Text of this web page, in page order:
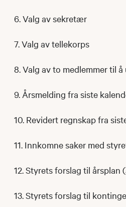
6. Valg av sekretær
7. Valg av tellekorps
8. Valg av to medlemmer til
9. Årsmelding fra siste
10. Revidert regnskap fra
11. Innkomne saker med
12. Styrets forslag til
13. Styrets forslag til